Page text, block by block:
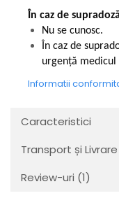
În caz de
Nu se cunosc.
În caz de
urgență medicul
Informatii
Caracteristici
Transport și Livrare
Review-uri (1)